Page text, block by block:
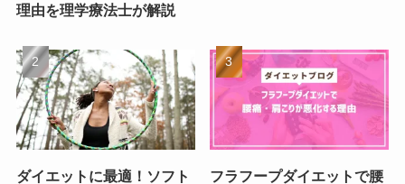
理由を理学療法士が解説
ダイエットに最適！ソフト フラフープダイエットで腰